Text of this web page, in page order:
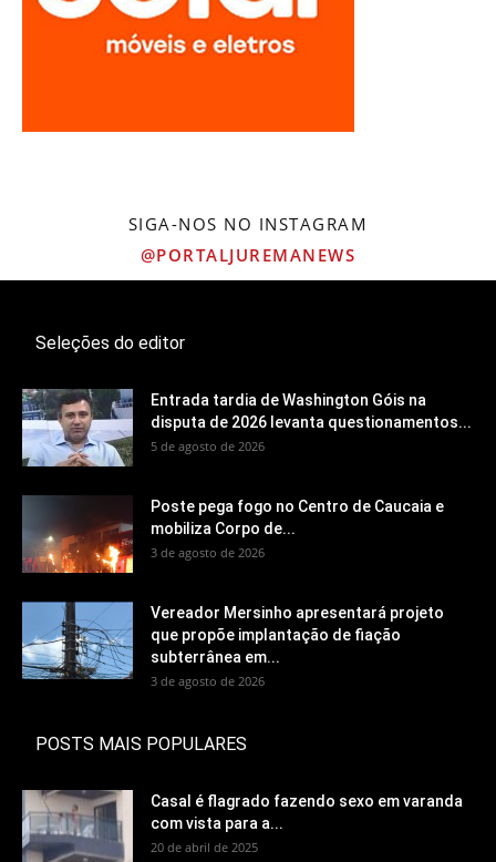
SIGA-NOS NO INSTAGRAM
@PORTALJUREMANEWS
Seleções do editor
Entrada tardia de Washington Góis na
disputa de 2026 levanta questionamentos...
5 de agosto de 2026
Poste pega fogo no Centro de Caucaia e
mobiliza Corpo de...
3 de agosto de 2026
Vereador Mersinho apresentará projeto
que propõe implantação de fiação
subterrânea em...
3 de agosto de 2026
POSTS MAIS POPULARES
Casal é flagrado fazendo sexo em varanda
com vista para a...
20 de abril de 2025